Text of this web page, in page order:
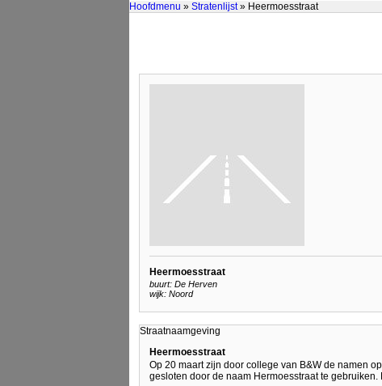
Hoofdmenu » Stratenlijst» Heermoesstraat
Heermoesstraat
buurt: De Herven
wijk: Noord
Straatnaamgeving
Heermoesstraat
Op 20 maart zijn door college van B&W de namen
gesloten door de naam Hermoesstraat te